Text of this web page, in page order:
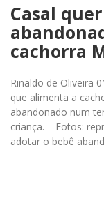
Casal
cachorra
Rinaldo de Oliveira
que alimenta a
abandonado num
criança. – Fotos:
adotar o bebê